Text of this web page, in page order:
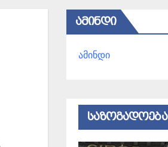
ᲐᲛᲘᲜᲓᲘ
ამინდი
ᲡᲐᲖᲝᲒᲐᲓᲝᲔᲑᲐ